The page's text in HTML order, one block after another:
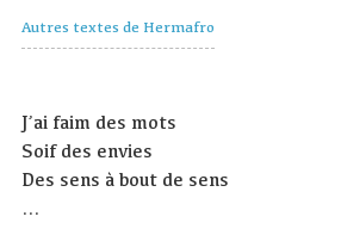
Autres textes de Hermafro
J’ai faim des mots
Soif des envies
Des sens à bout de sens
…